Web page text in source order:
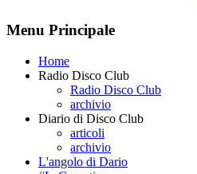
Menu Principale
Home
Radio Disco Club
Radio Disco Club
archivio
Diario di Disco Club
articoli
archivio
L'angolo di Dario